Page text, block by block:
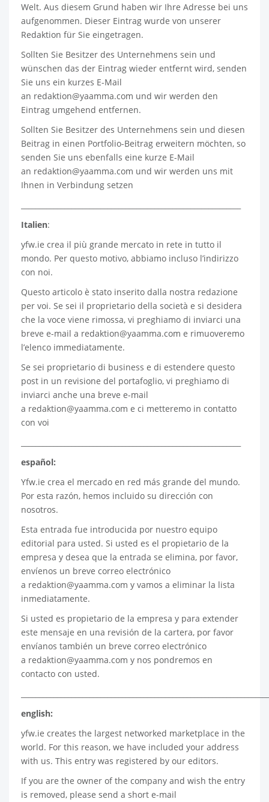
Welt. Aus diesem Grund haben wir Ihre Adresse bei uns
aufgenommen. Dieser Eintrag wurde von unserer
Redaktion für Sie eingetragen.
Sollten Sie Besitzer des Unternehmens sein und
wünschen das der Eintrag wieder entfernt wird, senden
Sie uns ein kurzes E-Mail
an redaktion@yaamma.com und wir werden den
Eintrag umgehend entfernen.
Sollten Sie Besitzer des Unternehmens sein und diesen
Beitrag in einen Portfolio-Beitrag erweitern möchten, so
senden Sie uns ebenfalls eine kurze E-Mail
an redaktion@yaamma.com und wir werden uns mit
Ihnen in Verbindung setzen
Italien:
yfw.ie crea il più grande mercato in rete in tutto il
mondo. Per questo motivo, abbiamo incluso l’indirizzo
con noi.
Questo articolo è stato inserito dalla nostra redazione
per voi. Se sei il proprietario della società e si desidera
che la voce viene rimossa, vi preghiamo di inviarci una
breve e-mail a redaktion@yaamma.com e rimuoveremo
l’elenco immediatamente.
Se sei proprietario di business e di estendere questo
post in un revisione del portafoglio, vi preghiamo di
inviarci anche una breve e-mail
a redaktion@yaamma.com e ci metteremo in contatto
con voi
español:
Yfw.ie crea el mercado en red más grande del mundo.
Por esta razón, hemos incluido su dirección con
nosotros.
Esta entrada fue introducida por nuestro equipo
editorial para usted. Si usted es el propietario de la
empresa y desea que la entrada se elimina, por favor,
envíenos un breve correo electrónico
a redaktion@yaamma.com y vamos a eliminar la lista
inmediatamente.
Si usted es propietario de la empresa y para extender
este mensaje en una revisión de la cartera, por favor
envíanos también un breve correo electrónico
a redaktion@yaamma.com y nos pondremos en
contacto con usted.
english:
yfw.ie creates the largest networked marketplace in the
world. For this reason, we have included your address
with us. This entry was registered by our editors.
If you are the owner of the company and wish the entry
is removed, please send a short e-mail